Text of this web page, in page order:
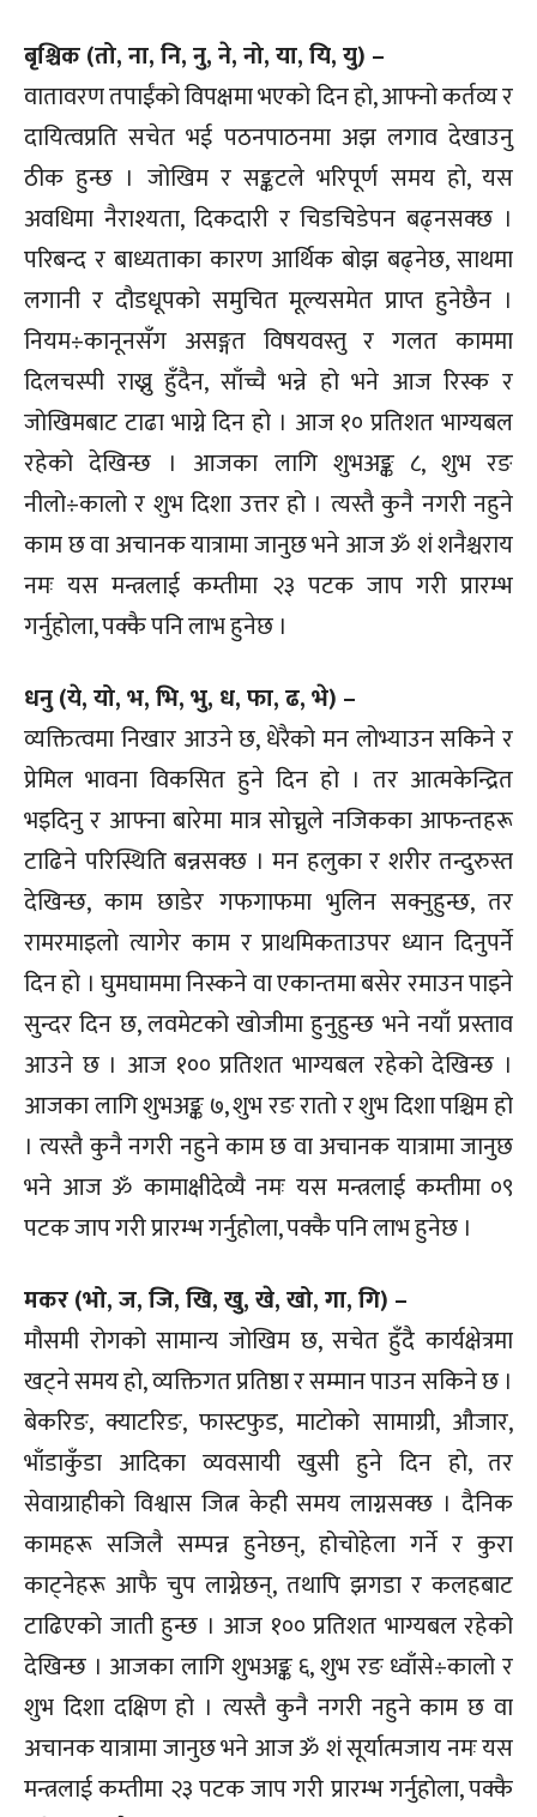
बृश्चिक (तो, ना, नि, नु, ने, नो, या, यि, यु) –
वातावरण तपाईंको विपक्षमा भएको दिन हो, आफ्नो कर्तव्य र
दायित्वप्रति सचेत भई पठनपाठनमा अझ लगाव देखाउनु
ठीक हुन्छ । जोखिम र सङ्कटले भरिपूर्ण समय हो, यस
अवधिमा नैराश्यता, दिकदारी र चिडचिडेपन बढ्नसक्छ ।
परिबन्द र बाध्यताका कारण आर्थिक बोझ बढ्नेछ, साथमा
लगानी र दौडधूपको समुचित मूल्यसमेत प्राप्त हुनेछैन ।
नियम÷कानूनसँग असङ्गत विषयवस्तु र गलत काममा
दिलचस्पी राख्नु हुँदैन, साँच्चै भन्ने हो भने आज रिस्क र
जोखिमबाट टाढा भाग्ने दिन हो । आज १० प्रतिशत भाग्यबल
रहेको देखिन्छ । आजका लागि शुभअङ्क ८, शुभ रङ
नीलो÷कालो र शुभ दिशा उत्तर हो । त्यस्तै कुनै नगरी नहुने
काम छ वा अचानक यात्रामा जानुछ भने आज ॐ शं शनैश्चराय
नमः यस मन्त्रलाई कम्तीमा २३ पटक जाप गरी प्रारम्भ
गर्नुहोला, पक्कै पनि लाभ हुनेछ ।
धनु (ये, यो, भ, भि, भु, ध, फा, ढ, भे) –
व्यक्तित्वमा निखार आउने छ, धेरैको मन लोभ्याउन सकिने र
प्रेमिल भावना विकसित हुने दिन हो । तर आत्मकेन्द्रित
भइदिनु र आफ्ना बारेमा मात्र सोच्नुले नजिकका आफन्तहरू
टाढिने परिस्थिति बन्नसक्छ । मन हलुका र शरीर तन्दुरुस्त
देखिन्छ, काम छाडेर गफगाफमा भुलिन सक्नुहुन्छ, तर
रामरमाइलो त्यागेर काम र प्राथमिकताउपर ध्यान दिनुपर्ने
दिन हो । घुमघाममा निस्कने वा एकान्तमा बसेर रमाउन पाइने
सुन्दर दिन छ, लवमेटको खोजीमा हुनुहुन्छ भने नयाँ प्रस्ताव
आउने छ । आज १०० प्रतिशत भाग्यबल रहेको देखिन्छ ।
आजका लागि शुभअङ्क ७, शुभ रङ रातो र शुभ दिशा पश्चिम हो
। त्यस्तै कुनै नगरी नहुने काम छ वा अचानक यात्रामा जानुछ
भने आज ॐ कामाक्षीदेव्यै नमः यस मन्त्रलाई कम्तीमा ०९
पटक जाप गरी प्रारम्भ गर्नुहोला, पक्कै पनि लाभ हुनेछ ।
मकर (भो, ज, जि, खि, खु, खे, खो, गा, गि) –
मौसमी रोगको सामान्य जोखिम छ, सचेत हुँदै कार्यक्षेत्रमा
खट्ने समय हो, व्यक्तिगत प्रतिष्ठा र सम्मान पाउन सकिने छ ।
बेकरिङ, क्याटरिङ, फास्टफुड, माटोको सामाग्री, औजार,
भाँडाकुँडा आदिका व्यवसायी खुसी हुने दिन हो, तर
सेवाग्राहीको विश्वास जित्न केही समय लाग्नसक्छ । दैनिक
कामहरू सजिलै सम्पन्न हुनेछन्, होचोहेला गर्ने र कुरा
काट्नेहरू आफै चुप लाग्नेछन्, तथापि झगडा र कलहबाट
टाढिएको जाती हुन्छ । आज १०० प्रतिशत भाग्यबल रहेको
देखिन्छ । आजका लागि शुभअङ्क ६, शुभ रङ ध्वाँसे÷कालो र
शुभ दिशा दक्षिण हो । त्यस्तै कुनै नगरी नहुने काम छ वा
अचानक यात्रामा जानुछ भने आज ॐ शं सूर्यात्मजाय नमः यस
मन्त्रलाई कम्तीमा २३ पटक जाप गरी प्रारम्भ गर्नुहोला, पक्कै